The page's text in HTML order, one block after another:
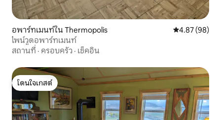
อพาร์ทเมนท์ใน Thermopolis คะแนนเฉลี่ย
4.87 (98)
ไพน์วูดอพาร์ทเมนท์
สถานที่ · ครอบครัว · เช็คอิน
โดนใจเกสต์
โดนใจเกสต์